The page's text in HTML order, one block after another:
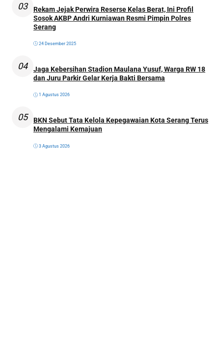
03
Rekam Jejak Perwira Reserse Kelas Berat, Ini Profil
Sosok AKBP Andri Kurniawan Resmi Pimpin Polres
Serang
24 Desember 2025
04
Jaga Kebersihan Stadion Maulana Yusuf, Warga RW 18
dan Juru Parkir Gelar Kerja Bakti Bersama
1 Agustus 2026
05
BKN Sebut Tata Kelola Kepegawaian Kota Serang Terus
Mengalami Kemajuan
3 Agustus 2026